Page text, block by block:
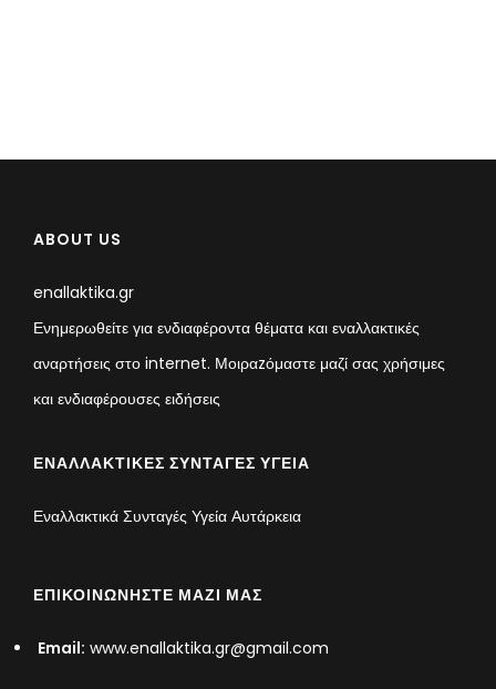
ABOUT US
enallaktika.gr
Ενημερωθείτε για ενδιαφέροντα θέματα και εναλλακτικές
αναρτήσεις στο internet. Μοιραzόμαστε μαζί σας χρήσιμες
και ενδιαφέρουσες ειδήσεις
ΕΝΑΛΛΑΚΤΙΚΈΣ ΣΥΝΤΑΓΈΣ ΥΓΕΊΑ
Εναλλακτικά Συνταγές Υγεία Αυτάρκεια
ΕΠΙΚΟΙΝΩΝΉΣΤΕ ΜΑΖΊ ΜΑΣ
Email: www.enallaktika.gr@gmail.com